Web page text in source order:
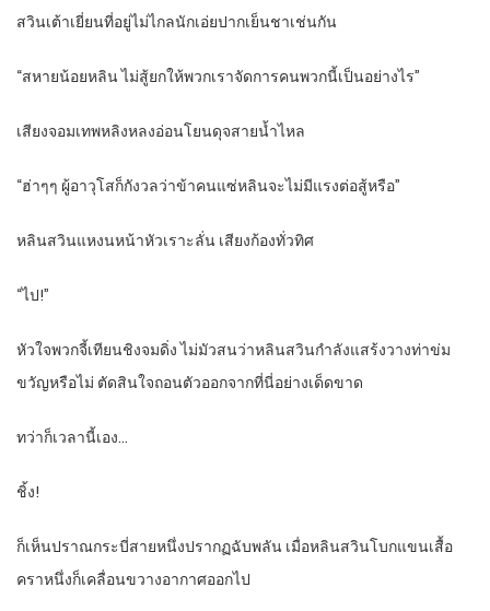
สวินเต้าเยี่ยนที่อยู่ไม่ไกลนักเอ่ยปากเย็นชาเช่นกัน
“สหายน้อยหลิน ไม่สู้ยกให้พวกเราจัดการคนพวกนี้เป็นอย่างไร”
เสียงจอมเทพหลิงหลงอ่อนโยนดุจสายน้ำไหล
“ฮ่าๆๆ ผู้อาวุโสก็กังวลว่าข้าคนแซ่หลินจะไม่มีแรงต่อสู้หรือ”
หลินสวินแหงนหน้าหัวเราะลั่น เสียงก้องทั่วทิศ
“ไป!”
หัวใจพวกจี้เทียนชิงจมดิ่ง ไม่มัวสนว่าหลินสวินกำลังแสร้งวางท่าข่ม
ขวัญหรือไม่ ตัดสินใจถอนตัวออกจากที่นี่อย่างเด็ดขาด
ทว่าก็เวลานี้เอง…
ชิ้ง!
ก็เห็นปราณกระบี่สายหนึ่งปรากฏฉับพลัน เมื่อหลินสวินโบกแขนเสื้อ
คราหนึ่งก็เคลื่อนขวางอากาศออกไป